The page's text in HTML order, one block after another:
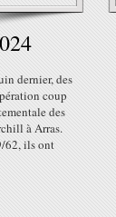
dernier, des
coup
des
à Arras.
62, ils ont